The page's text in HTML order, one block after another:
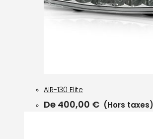
AIR-130 Elite
De 400,00 € (Hors taxes)